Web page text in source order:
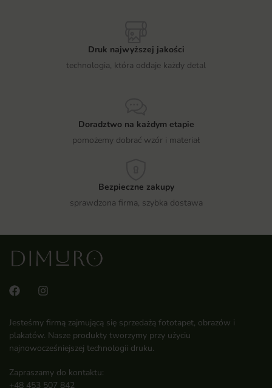
Druk najwyższej jakości
technologia, która oddaje każdy detal
Doradztwo na każdym etapie
pomożemy dobrać wzór i materiał
Bezpieczne zakupy
sprawdzona firma, szybka dostawa
Jesteśmy firmą zajmującą się sprzedażą fototapet, obrazów i
plakatów. Nasze produkty tworzymy przy użyciu
najnowocześniejszej technologii druku.
Zapraszamy do kontaktu:
+48 453 507 842